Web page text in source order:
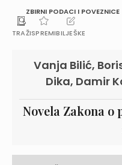
ZBIRNI PODACI I POVEZNICE
TRAŽISPREMIBILJEŠKE
Vanja Bilić,
Dika, Damir
Novela Zakona